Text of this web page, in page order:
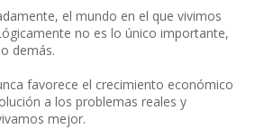
el mundo en el que vivimos
no es lo único importante,
demás.
favorece el crecimiento económico
a los problemas reales y
mejor.